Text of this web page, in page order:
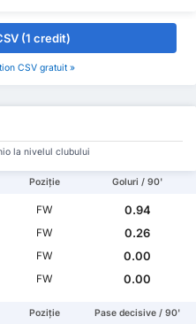
(1 credit)
CSV gratuit »
la nivelul clubului
Poziție Goluri / 90'
FW
0.94
FW
0.26
FW
0.00
FW 0.00
Poziție Pase decisive / 90'